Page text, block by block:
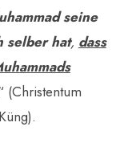
seine
selber hat, dass
(Christentum